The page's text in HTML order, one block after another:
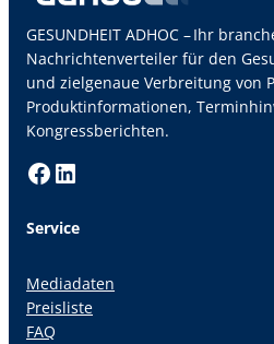
GESUNDHEIT ADHOC – Ihr
Nachrichtenverteiler für den
und zielgenaue Verbreitung von
Produktinformationen,
Kongressberichten.
Facebook LinkedIn
Service
Mediadaten
Preisliste
FAQ